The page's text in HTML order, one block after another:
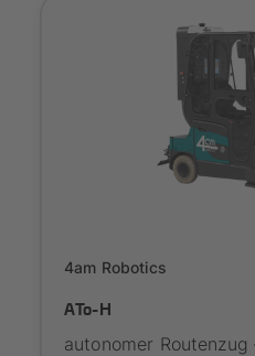
4am Robotics
ATo-H
autonomer